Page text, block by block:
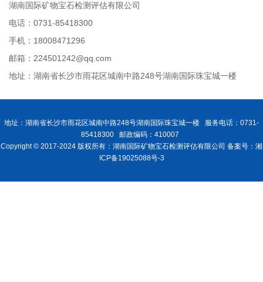
湖南国际矿物宝石检测评估有限公司
电话：0731-85418300
手机：18008471296
邮箱：224501242@qq.com
地址：湖南省长沙市雨花区城南中路248号湖南国际珠宝城一楼
地址：湖南省长沙市雨花区城南中路248号湖南国际珠宝城一楼 服务电话：0731-
85418300 邮政编码：410007
Copyright © 2017-2024 版权所有：湖南国际矿物宝石检测评估有限公司 备案号：湘
ICP备19025088号-3